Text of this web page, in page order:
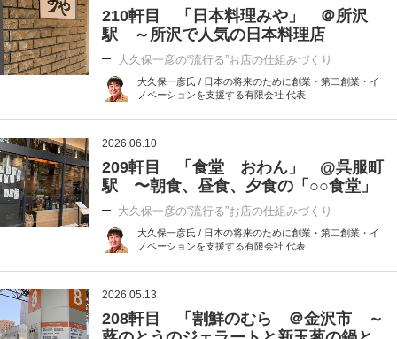
210軒目 「日本料理みや」 ＠所沢
駅 ～所沢で人気の日本料理店
大久保一彦の“流行る”お店の仕組みづくり
大久保一彦氏 / 日本の将来のために創業・第二創業・イ
ノベーションを支援する有限会社 代表
2026.06.10
209軒目 「食堂 おわん」 @呉服町
駅 〜朝食、昼食、夕食の「○○食堂」
大久保一彦の“流行る”お店の仕組みづくり
大久保一彦氏 / 日本の将来のために創業・第二創業・イ
ノベーションを支援する有限会社 代表
2026.05.13
208軒目 「割鮮のむら ＠金沢市 ～